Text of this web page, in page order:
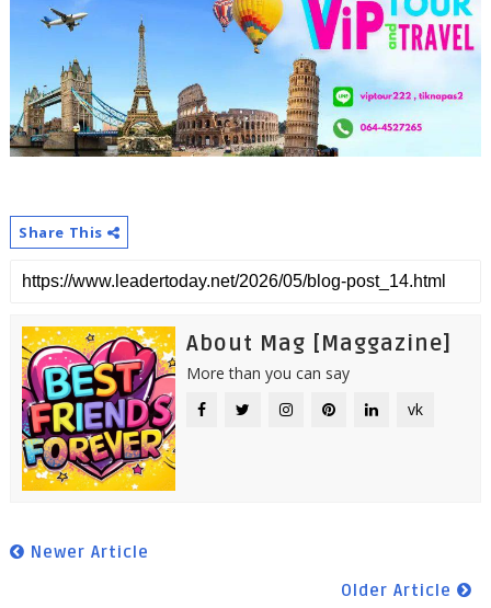
Share This
About Mag [Maggazine]
More than you can say
vk
Newer Article
Older Article